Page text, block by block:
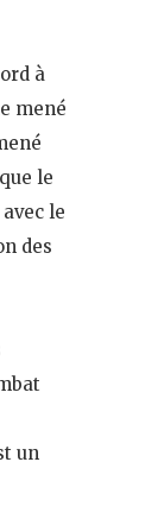
à
mené
le
le
des
un